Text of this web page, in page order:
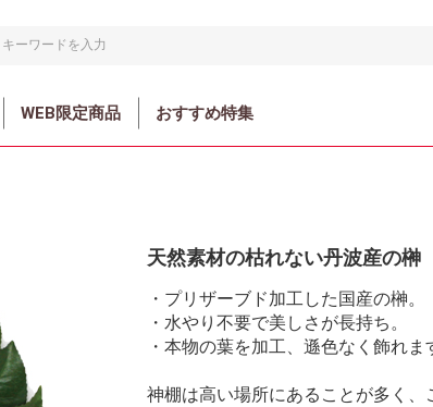
WEB限定商品 おすすめ特集
天然素材の枯れない丹波産の榊
・プリザーブド加工した国産の榊。
・水やり不要で美しさが長持ち。
・本物の葉を加工、遜色なく飾れま
神棚は高い場所にあることが多く、